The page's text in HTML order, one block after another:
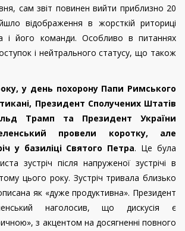
сам звіт повинен вийти приблизно 20
відображення в жорсткій риториці
і його команди. Особливо в питаннях
і нейтрального статусу, що також
у день похорону Папи Римського
Президент Сполучених Штатів
Трамп та Президент України
провели коротку, але
у базиліці Святого Петра. Це була
зустріч після напруженої зустрічі в
цього року. Зустріч тривала близько
як «дуже продуктивна». Президент
наголосив, що дискусія є
з акцентом на досягненні повного